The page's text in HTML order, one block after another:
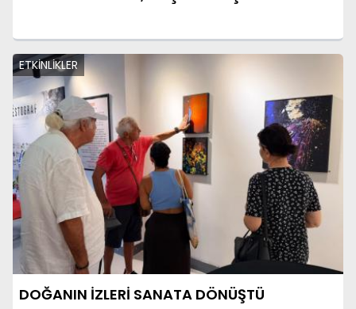
ETKİNLİKLER
DOĞANIN İZLERİ SANATA DÖNÜŞTÜ